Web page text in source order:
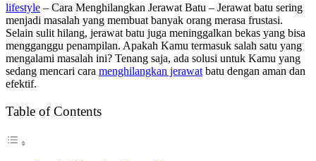
lifestyle – Cara Menghilangkan Jerawat Batu – Jerawat batu sering
menjadi masalah yang membuat banyak orang merasa frustasi.
Selain sulit hilang, jerawat batu juga meninggalkan bekas yang bisa
mengganggu penampilan. Apakah Kamu termasuk salah satu yang
mengalami masalah ini? Tenang saja, ada solusi untuk Kamu yang
sedang mencari cara menghilangkan jerawat batu dengan aman dan
efektif.
Table of Contents